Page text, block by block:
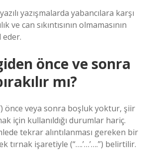
yazışmalarda yabancılara karşı
ve can sıkıntısının olmamasının
önce ve sonra
mı?
önce veya sonra boşluk yoktur, şiir
için kullanıldığı durumlar hariç.
tekrar alıntılanması gereken bir
tırnak işaretiyle (“….’…’….”) belirtilir.